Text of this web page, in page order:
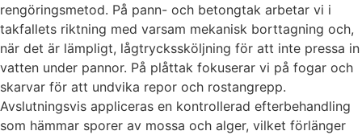
rengöringsmetod. På pann- och betongtak arbetar vi i
takfallets riktning med varsam mekanisk borttagning och,
när det är lämpligt, lågtryckssköljning för att inte pressa in
vatten under pannor. På plåttak fokuserar vi på fogar och
skarvar för att undvika repor och rostangrepp.
Avslutningsvis appliceras en kontrollerad efterbehandling
som hämmar sporer av mossa och alger, vilket förlänger